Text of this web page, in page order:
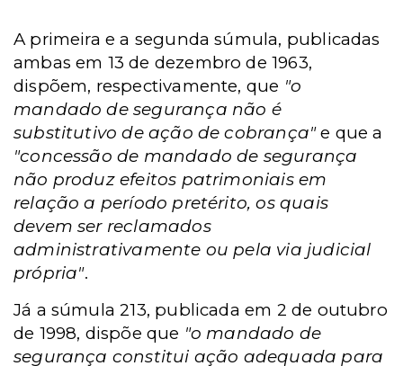
A primeira e a segunda súmula, publicadas
ambas em 13 de dezembro de 1963,
dispõem, respectivamente, que "o
mandado de segurança não é
substitutivo de ação de cobrança"e que a
"concessão de mandado de segurança
não produz efeitos patrimoniais em
relação a período pretérito, os quais
devem ser reclamados
administrativamente ou pela via judicial
própria".
Já a súmula 213, publicada em 2 de outubro
de 1998, dispõe que "o mandado de
segurança constitui ação adequada para